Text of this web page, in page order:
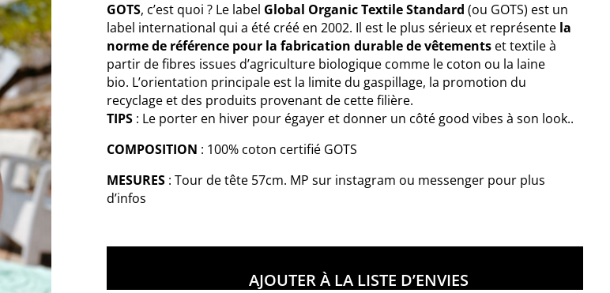
GOTS, c’est quoi ? Le label Global Organic Textile Standard (ou GOTS) est un
label international qui a été créé en 2002. Il est le plus sérieux et représente la
norme de référence pour la fabrication durable de vêtements et textile à
partir de fibres issues d’agriculture biologique comme le coton ou la laine
bio. L’orientation principale est la limite du gaspillage, la promotion du
recyclage et des produits provenant de cette filière.
TIPS : Le porter en hiver pour égayer et donner un côté good vibes à son look..
COMPOSITION : 100% coton certifié GOTS
MESURES : Tour de tête 57cm. MP sur instagram ou messenger pour plus
d’infos
AJOUTER À LA LISTE D’ENVIES